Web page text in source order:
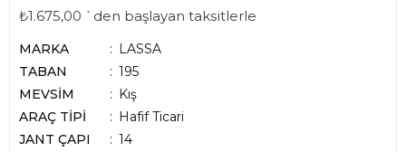
₺1.675,00 `den başlayan taksitlerle
MARKA
LASSA
TABAN
195
MEVSİM
Kış
ARAÇ TİPİ
Hafif Ticari
JANT ÇAPI
14